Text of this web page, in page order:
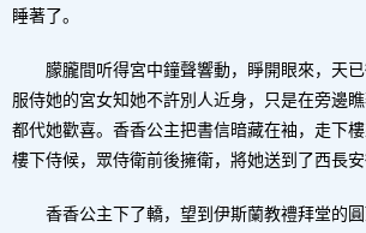
睡著了。
朦朧間听得宮中鐘聲響動，睜開眼來，天已
服侍她的宮女知她不許別人近身，只是在旁邊瞧
都代她歡喜。香香公主把書信暗藏在袖，走下
樓下侍候，眾侍衛前後擁衛，將她送到了西長安
香香公主下了轎，望到伊斯蘭教禮拜堂的